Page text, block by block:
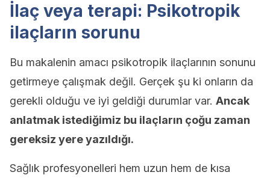
İlaç veya terapi: Psikotropik
ilaçların sorunu
Bu makalenin amacı psikotropik ilaçlarının sonunu
getirmeye çalışmak değil. Gerçek şu ki onların da
gerekli olduğu ve iyi geldiği durumlar var. Ancak
anlatmak istediğimiz bu ilaçların çoğu zaman
gereksiz yere yazıldığı.
Sağlık profesyonelleri hem uzun hem de kısa